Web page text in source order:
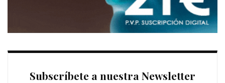
Subscríbete a nuestra Newsletter